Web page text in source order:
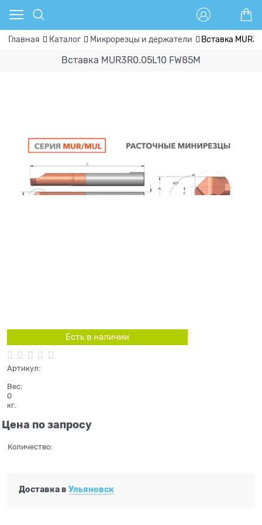
Главная Каталог Микрорезцы и держатели Вставка
Вставка MUR3R0.05L10 FW85M
Есть в наличии
Артикул:
Вес:
0
кг.
Цена по запросу
Количество:
Доставка в Ульяновск